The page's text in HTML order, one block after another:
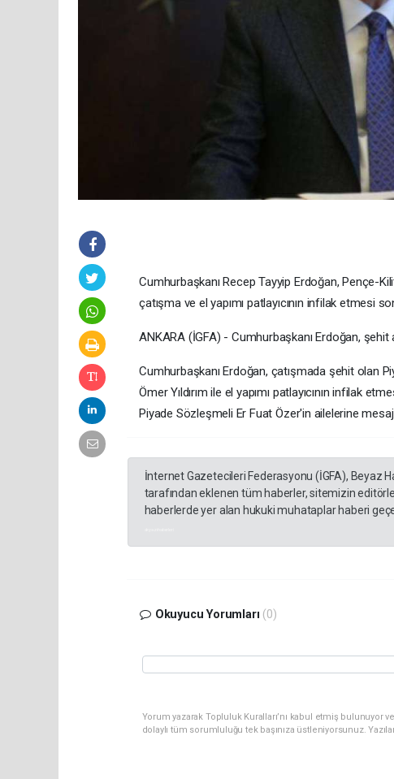
Cumhurbaşkanı Recep Tayyip Erdoğan, Pençe-
çatışma ve el yapımı patlayıcının infilak etmesi
ANKARA (İGFA) - Cumhurbaşkanı Erdoğan, şehit
Cumhurbaşkanı Erdoğan, çatışmada şehit olan
Ömer Yıldırım ile el yapımı patlayıcının infilak
Piyade Sözleşmeli Er Fuat Özer'in ailelerine
İnternet Gazetecileri Federasyonu (İGFA), Beyaz
tarafından eklenen tüm haberler, sitemizin
haberlerde yer alan hukuki muhataplar haberi
Okuyucu Yorumları (0)
Yorum yazarak Topluluk Kuralları’nı kabul etmiş bulunuyor
dolaylı tüm sorumluluğu tek başınıza üstleniyorsunuz.